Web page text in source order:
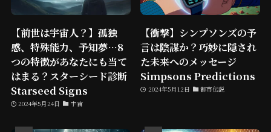
【前世は宇宙人？】孤独
感、特殊能力、予知夢…8
つの特徴があなたにも当て
はまる？スターシード診断
Starseed Signs
2024年5月24日 宇宙
【衝撃】シンプソンズの予
言は陰謀か？巧妙に隠され
た未来へのメッセージ
Simpsons Predictions
2024年5月12日 都市伝説